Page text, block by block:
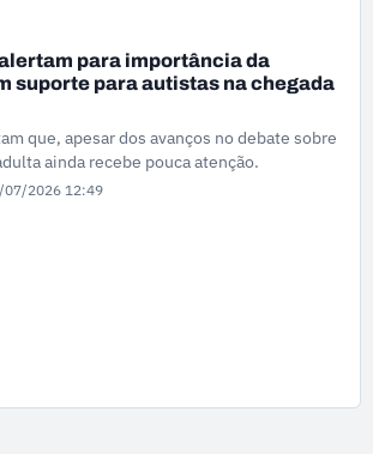
para importância da
suporte para autistas na chegada
que, apesar dos avanços no debate sobre
ainda recebe pouca atenção.
07/2026 12:49